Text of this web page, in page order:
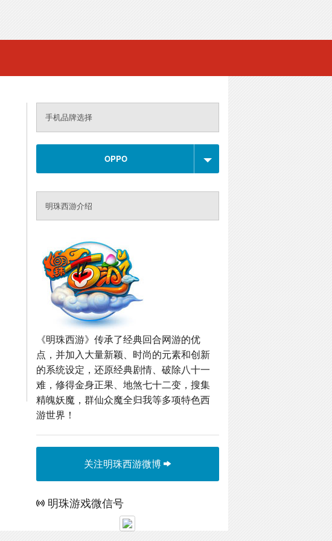
手机品牌选择
OPPO
明珠西游介绍
《明珠西游》传承了经典回合网游的优
点，并加入大量新颖、时尚的元素和创新
的系统设定，还原经典剧情、破除八十一
难，修得金身正果、地煞七十二变，搜集
精魄妖魔，群仙众魔全归我等多项特色西
游世界！
关注明珠西游微博
明珠游戏微信号